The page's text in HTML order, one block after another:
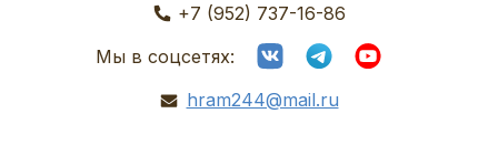
+7 (952) 737-16-86
Мы в соцсетях:
hram244@mail.ru